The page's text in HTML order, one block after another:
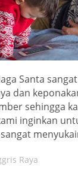
Santa
dan
sehingga
inginkan
Raya